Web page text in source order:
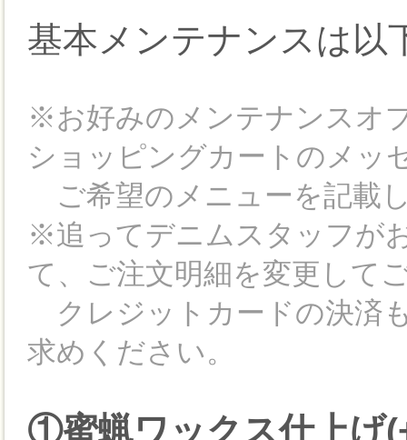
基本メンテナンスは以
※お好みのメンテナンスオ
ショッピングカートのメッ
ご希望のメニューを記載
※追ってデニムスタッフが
て、ご注文明細を変更して
クレジットカードの決済
求めください。
①蜜蝋ワックス仕上げ